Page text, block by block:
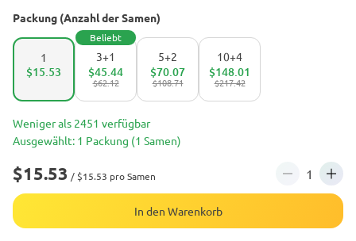
Packung (Anzahl der Samen)
1
$15.53
3+1
Beliebt
$62.12
$45.44
5+2
$108.71
$70.07
10+4
$217.42
$148.01
Weniger als 2451 verfügbar
Ausgewählt: 1 Packung (1 Samen)
$15.53 / $15.53 pro Samen
In den Warenkorb